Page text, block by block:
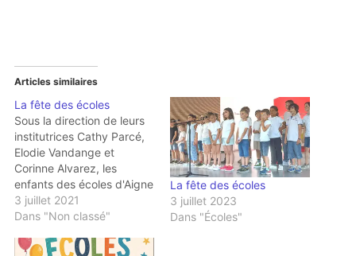
Articles similaires
La fête des écoles
Sous la direction de leurs
institutrices Cathy Parcé,
Elodie Vandange et
Corinne Alvarez, les
enfants des écoles d'Aigne
et de La Caunette ont
donné leur spectacle de
vendredi 2 juillet à 18h30,
3 juillet 2021
Dans "Non classé"
La fête des écoles
3 juillet 2023
Dans "Écoles"